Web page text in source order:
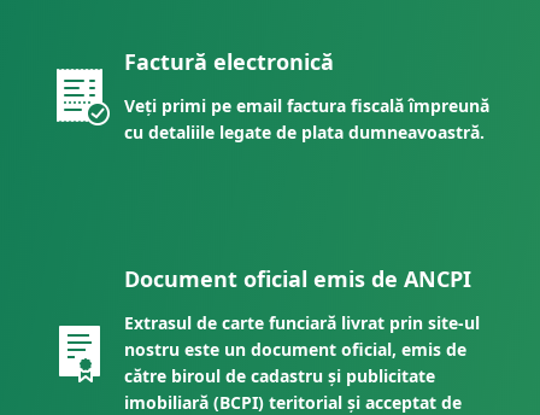
Factură electronică
Veți primi pe email factura fiscală împreună
cu detaliile legate de plata dumneavoastră.
Document oficial emis de ANCPI
Extrasul de carte funciară livrat prin site-ul
nostru este un document oficial, emis de
către biroul de cadastru și publicitate
imobiliară (BCPI) teritorial și acceptat de